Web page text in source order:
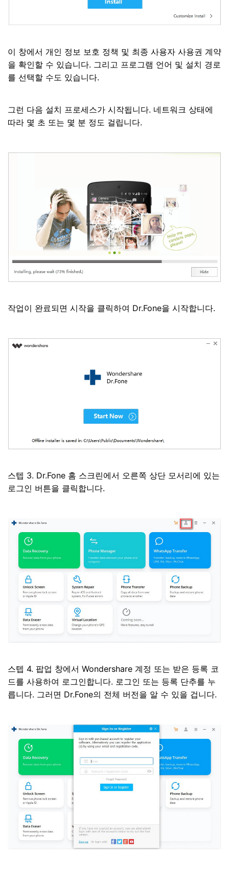
이 창에서 개인 정보 보호 정책 및 최종 사용자 사용권 계약
을 확인할 수 있습니다. 그리고 프로그램 언어 및 설치 경로
를 선택할 수도 있습니다.
그런 다음 설치 프로세스가 시작됩니다. 네트워크 상태에
따라 몇 초 또는 몇 분 정도 걸립니다.
작업이 완료되면 시작을 클릭하여 Dr.Fone을 시작합니다.
스텝 3. Dr.Fone 홈 스크린에서 오른쪽 상단 모서리에 있는
로그인 버튼을 클릭합니다.
스텝 4. 팝업 창에서 Wondershare 계정 또는 받은 등록 코
드를 사용하여 로그인합니다. 로그인 또는 등록 단추를 누
릅니다. 그러면 Dr.Fone의 전체 버전을 알 수 있을 겁니다.